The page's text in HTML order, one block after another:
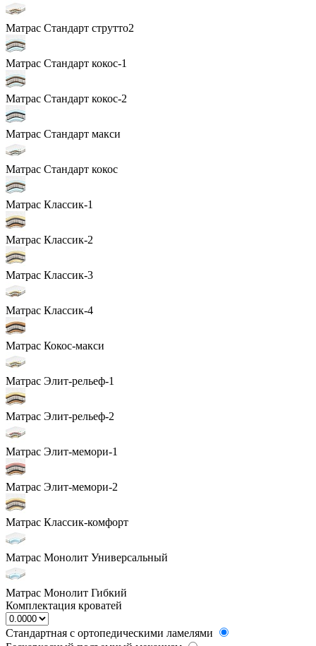
Матрас Стандарт струтто2
Матрас Стандарт кокос-1
Матрас Стандарт кокос-2
Матрас Стандарт макси
Матрас Стандарт кокос
Матрас Классик-1
Матрас Классик-2
Матрас Классик-3
Матрас Классик-4
Матрас Кокос-макси
Матрас Элит-рельеф-1
Матрас Элит-рельеф-2
Матрас Элит-мемори-1
Матрас Элит-мемори-2
Матрас Классик-комфорт
Матрас Монолит Универсальный
Матрас Монолит Гибкий
Комплектация кроватей
Стандартная с ортопедическими ламелями